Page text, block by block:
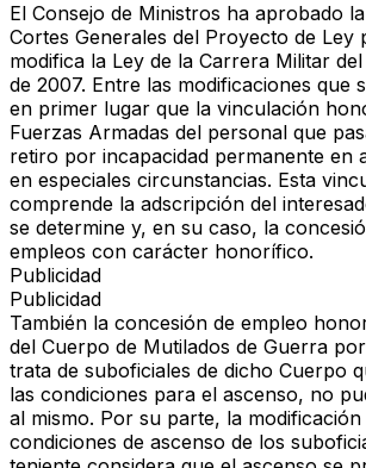
El Consejo de Ministros ha aprobado
Cortes Generales del Proyecto de Ley
modifica la Ley de la Carrera Militar
de 2007. Entre las modificaciones que
en primer lugar que la vinculación
Fuerzas Armadas del personal que
retiro por incapacidad permanente en
en especiales circunstancias. Esta
comprende la adscripción del
se determine y, en su caso, la
empleos con carácter honorífico.
Publicidad
Publicidad
También la concesión de empleo
del Cuerpo de Mutilados de Guerra
trata de suboficiales de dicho Cuerpo
las condiciones para el ascenso, no
al mismo. Por su parte, la modificación
condiciones de ascenso de los